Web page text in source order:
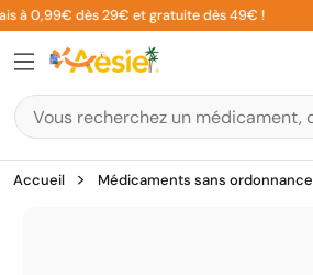
Aller
au
contenu
à 0,99€ dès 29€ et gratuite dès 49€ !
Accueil Médicaments sans ordonnance